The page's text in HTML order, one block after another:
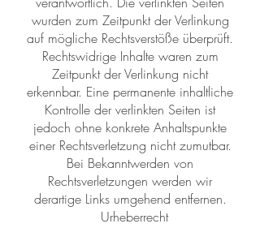
wurden zum Zeitpunkt der Verlinkung
auf mögliche Rechtsverstöße überprüft.
Rechtswidrige Inhalte waren zum
Zeitpunkt der Verlinkung nicht
erkennbar. Eine permanente inhaltliche
Kontrolle der verlinkten Seiten ist
jedoch ohne konkrete Anhaltspunkte
einer Rechtsverletzung nicht zumutbar.
Bei Bekanntwerden von
Rechtsverletzungen werden wir
derartige Links umgehend entfernen.
Urheberrecht